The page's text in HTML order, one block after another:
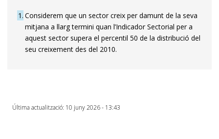
1 Considerem que un sector creix per damunt de la seva
mitjana a llarg termini quan l’Indicador Sectorial per a
aquest sector supera el percentil 50 de la distribució del
seu creixement des del 2010.
Última actualització: 10 juny 2026 - 13:43